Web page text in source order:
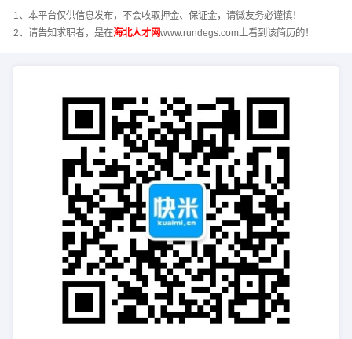
1、本平台仅供信息发布，不会收取押金、保证金，请微友务必谨慎！
2、请告知求职者，是在海北人才网www.rundegs.com上看到该简历的！